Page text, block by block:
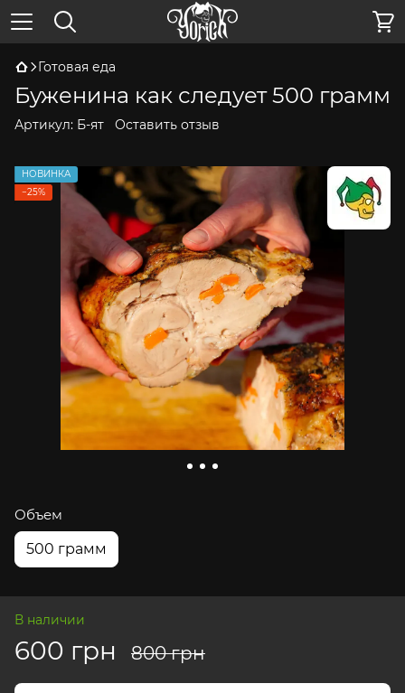
Готовая еда
Буженина как следует 500 грамм
Артикул: Б-ят Оставить отзыв
НОВИНКА
−25%
Объем
500 грамм
В наличии
600 грн 800 грн